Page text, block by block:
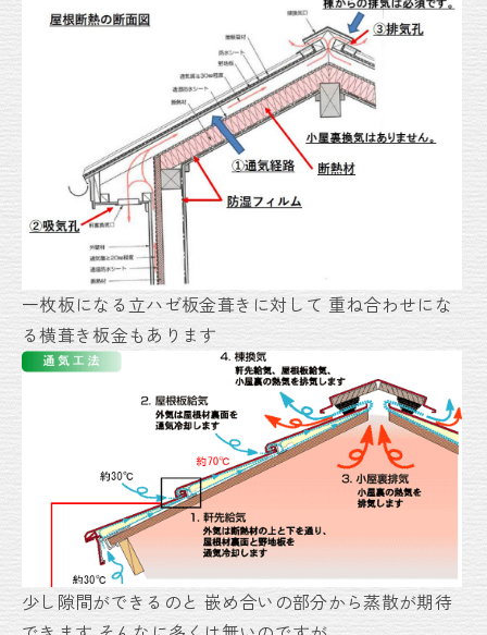
一枚板になる立ハゼ板金葺きに対して 重ね合わせにな
る横葺き板金もあります
少し隙間ができるのと 嵌め合いの部分から蒸散が期待